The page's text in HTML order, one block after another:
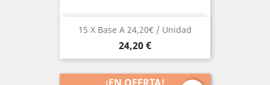
15 X Base A 24,20€ / Unidad
Precio
24,20 €